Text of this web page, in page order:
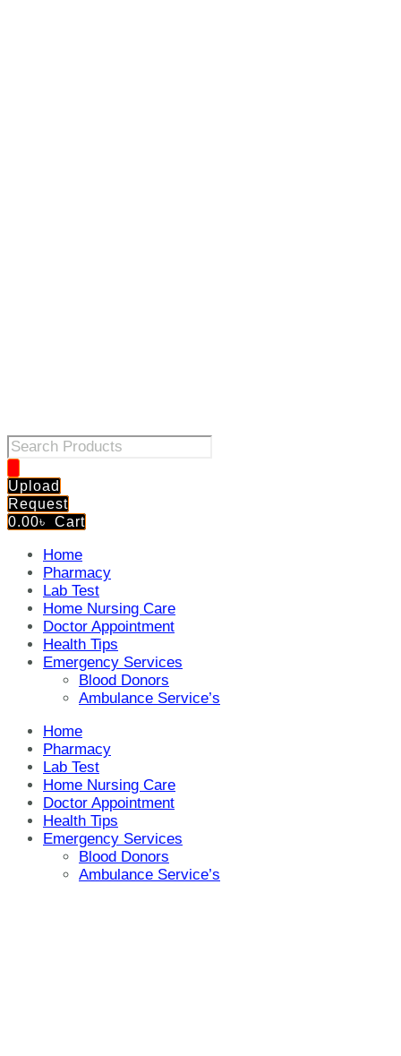
Products
search
Upload
Request
0.00৳ Cart
Home
Pharmacy
Lab Test
Home Nursing Care
Doctor Appointment
Health Tips
Emergency Services
Blood Donors
Ambulance Service’s
Home
Pharmacy
Lab Test
Home Nursing Care
Doctor Appointment
Health Tips
Emergency Services
Blood Donors
Ambulance Service’s